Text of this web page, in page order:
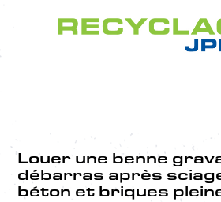
Louer une benne
débarras après
béton et briques